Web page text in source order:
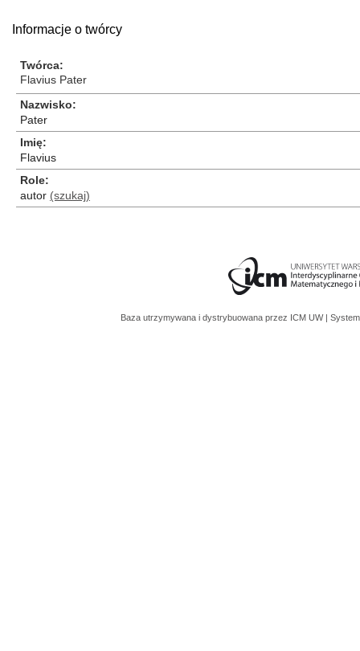
Informacje o twórcy
Twórca
Flavius Pater
Nazwisko
Pater
Imię
Flavius
Role
autor (szukaj)
Baza utrzymywana i dystrybuowana przez ICM UW |